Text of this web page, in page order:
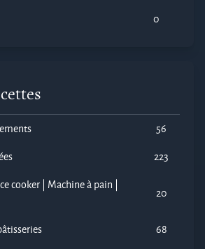
0
56
223
cooker | Machine à pain |
20
68